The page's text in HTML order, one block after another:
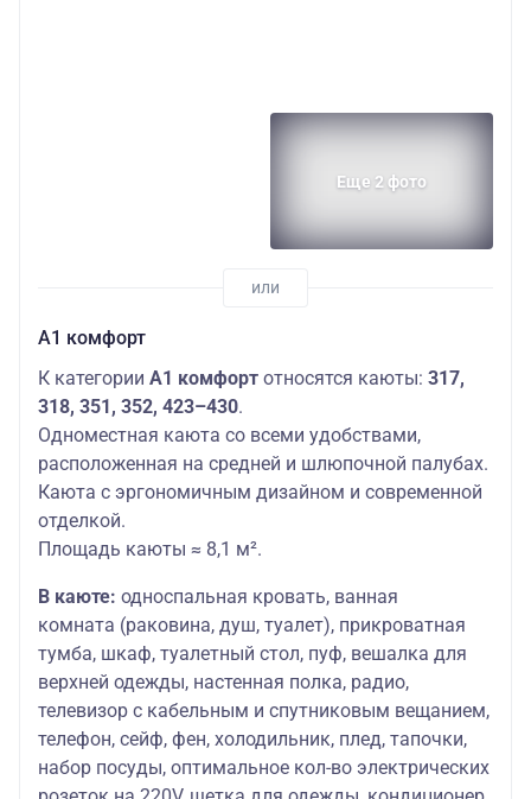
Еще 2 фото
А1 комфорт
К категории А1 комфорт относятся каюты: 317,
318, 351, 352, 423–430.
Одноместная каюта со всеми удобствами,
расположенная на средней и шлюпочной палубах.
Каюта с эргономичным дизайном и современной
отделкой.
Площадь каюты ≈ 8,1 м².
В каюте: односпальная кровать, ванная
комната (раковина, душ, туалет), прикроватная
тумба, шкаф, туалетный стол, пуф, вешалка для
верхней одежды, настенная полка, радио,
телевизор с кабельным и спутниковым вещанием,
телефон, сейф, фен, холодильник, плед, тапочки,
набор посуды, оптимальное кол-во электрических